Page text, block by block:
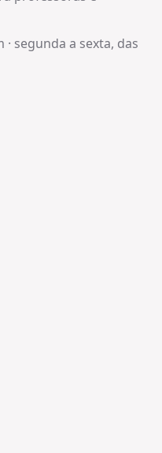
· segunda a sexta, das